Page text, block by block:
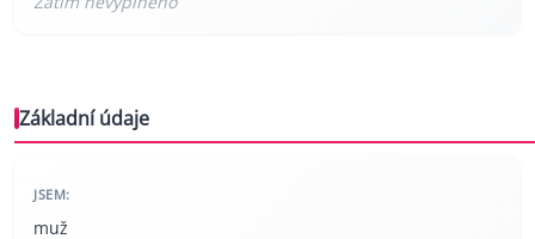
Základní údaje
JSEM:
muž